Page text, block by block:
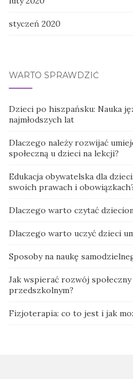
styczeń 2020
WARTO SPRAWDZIĆ
Dzieci po hiszpańsku: Nauka
najmłodszych lat
Dlaczego należy rozwijać
społeczną u dzieci na lekcji?
Edukacja obywatelska dla
swoich prawach i
Dlaczego warto czytać
Dlaczego warto uczyć dzieci
Sposoby na naukę
Jak wspierać rozwój
przedszkolnym?
Fizjoterapia: co to jest i jak